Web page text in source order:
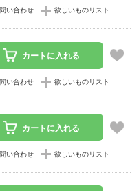
い合わせ 欲しいものリスト
カートに入れる
い合わせ 欲しいものリスト
カートに入れる
い合わせ 欲しいものリスト